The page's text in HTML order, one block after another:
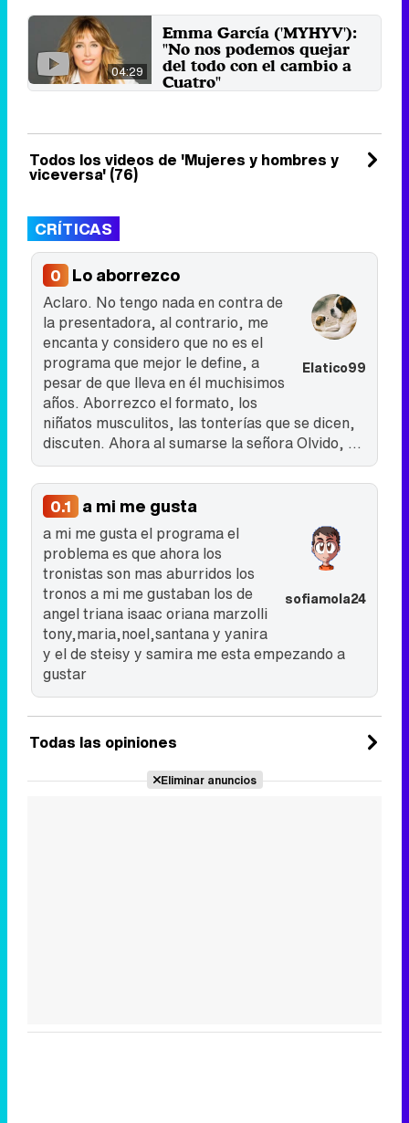
el dating-show diario de ...
5 de mayo 2018
04:29
Emma García ('MYHYV'):
"No nos podemos quejar
del todo con el cambio a
Cuatro"
Todos los videos de 'Mujeres y hombres y
viceversa' (76)
CRÍTICAS
0 Lo aborrezco
Elatico99
Aclaro. No tengo nada en contra de
la presentadora, al contrario, me
encanta y considero que no es el
programa que mejor le define, a
pesar de que lleva en él muchisimos
años. Aborrezco el formato, los
niñatos musculitos, las tonterías que se dicen,
discuten. Ahora al sumarse la señora Olvido, ...
0.1 a mi me gusta
sofiamola24
a mi me gusta el programa el
problema es que ahora los
tronistas son mas aburridos los
tronos a mi me gustaban los de
angel triana isaac oriana marzolli
tony,maria,noel,santana y yanira
y el de steisy y samira me esta empezando a
gustar
Todas las opiniones
Eliminar anuncios